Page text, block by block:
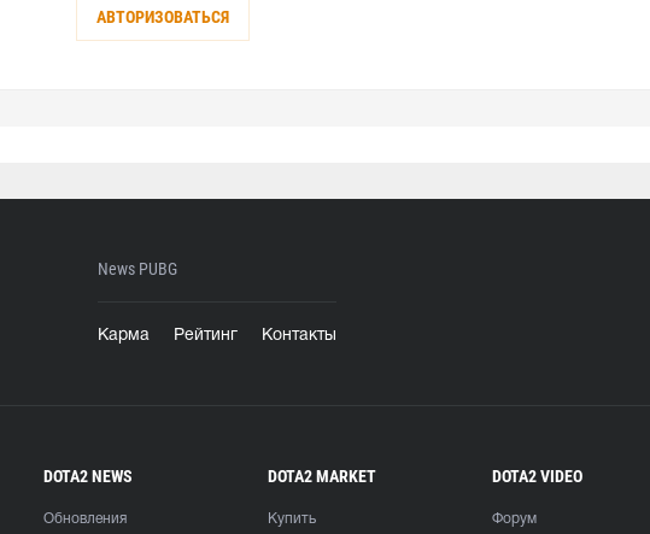
АВТОРИЗОВАТЬСЯ
News PUBG
Карма Рейтинг Контакты
DOTA2 NEWS
Обновления
DOTA2 MARKET
Купить
DOTA2 VIDEO
Форум